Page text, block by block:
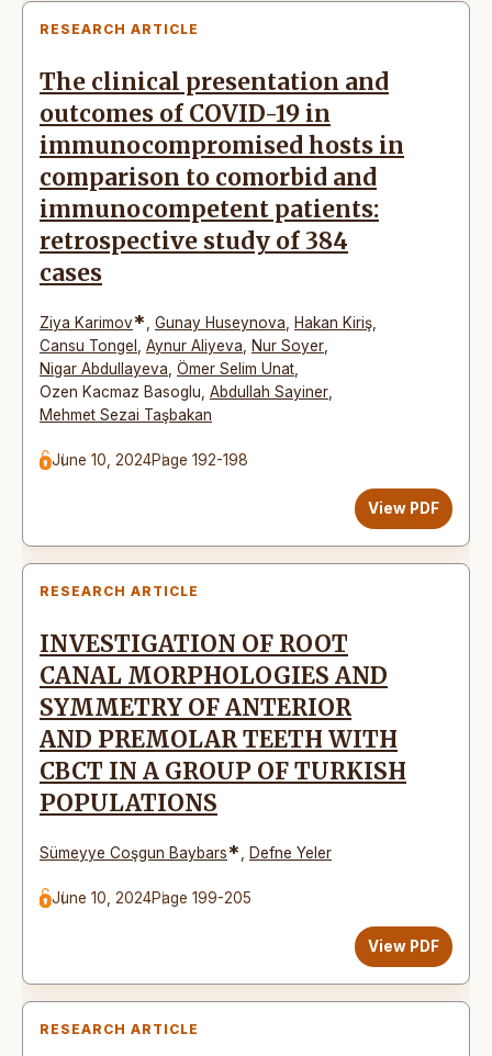
RESEARCH ARTICLE
The clinical presentation and
outcomes of COVID-19 in
immunocompromised hosts in
comparison to comorbid and
immunocompetent patients:
retrospective study of 384
cases
Ziya Karimov* Gunay Huseynova Hakan Kiriş
Cansu Tongel
Aynur Aliyeva Nur Soyer
Nigar Abdullayeva Ömer Selim Unat
Ozen Kacmaz Basoglu Abdullah Sayiner
Mehmet Sezai Taşbakan
June 10, 2024Page 192-198
View PDF
RESEARCH ARTICLE
INVESTIGATION OF ROOT
CANAL MORPHOLOGIES AND
SYMMETRY OF ANTERIOR
AND PREMOLAR TEETH WITH
CBCT IN A GROUP OF TURKISH
POPULATIONS
Sümeyye Coşgun Baybars* Defne Yeler
June 10, 2024Page 199-205
View PDF
RESEARCH ARTICLE